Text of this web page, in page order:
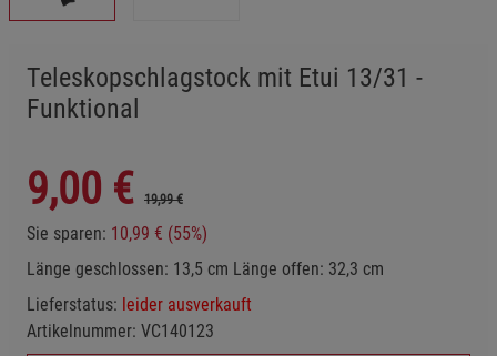
Teleskopschlagstock mit Etui 13/31 -
Funktional
9,00 € 19,99 €
Sie sparen: 10,99 € (55%)
Länge geschlossen: 13,5 cm Länge offen: 32,3 cm
Lieferstatus: leider ausverkauft
Artikelnummer: VC140123